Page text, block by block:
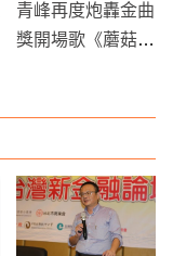
青峰再度炮轟金曲
獎開場歌《蘑菇濃